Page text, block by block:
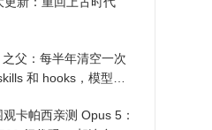
父：每半年清空一次
和 hooks，模型自
卡帕西亲测 Opus 5：